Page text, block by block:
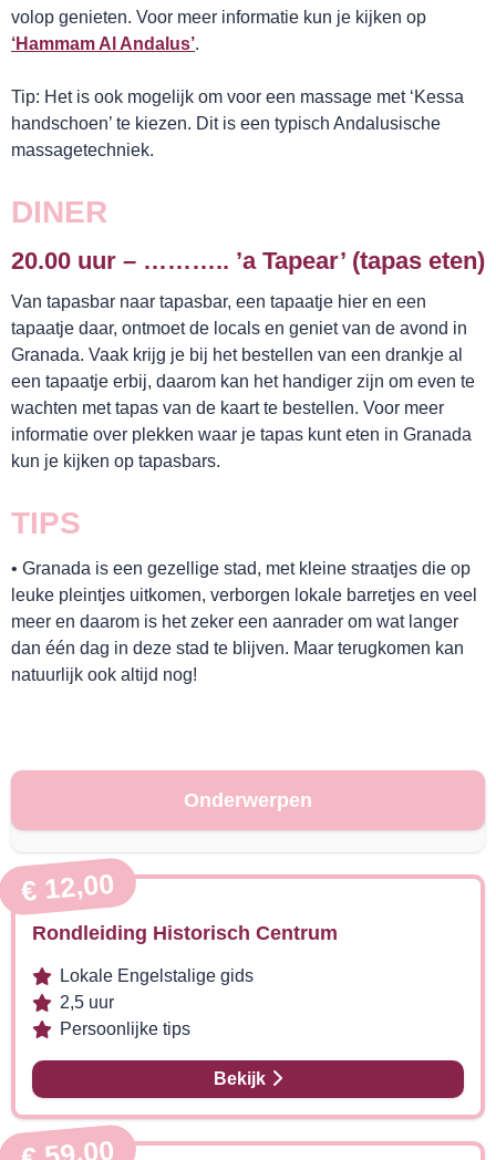
BELEEF!
HANDIG!
volop genieten. Voor meer informatie kun je kijken op
‘Hammam Al Andalus’.
Tip: Het is ook mogelijk om voor een massage met ‘Kessa
handschoen’ te kiezen. Dit is een typisch Andalusische
massagetechniek.
DINER
20.00 uur – ……….. ’a Tapear’ (tapas eten)
Van tapasbar naar tapasbar, een tapaatje hier en een
tapaatje daar, ontmoet de locals en geniet van de avond in
Granada. Vaak krijg je bij het bestellen van een drankje al
een tapaatje erbij, daarom kan het handiger zijn om even te
wachten met tapas van de kaart te bestellen. Voor meer
informatie over plekken waar je tapas kunt eten in Granada
kun je kijken op tapasbars.
TIPS
• Granada is een gezellige stad, met kleine straatjes die op
leuke pleintjes uitkomen, verborgen lokale barretjes en veel
meer en daarom is het zeker een aanrader om wat langer
dan één dag in deze stad te blijven. Maar terugkomen kan
natuurlijk ook altijd nog!
Onderwerpen
€ 12,00
Rondleiding Historisch Centrum
Lokale Engelstalige gids
2,5 uur
Persoonlijke tips
Bekijk